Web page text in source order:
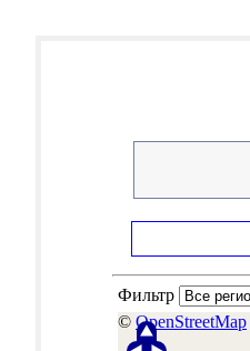
Фильтр
© OpenStreetMap